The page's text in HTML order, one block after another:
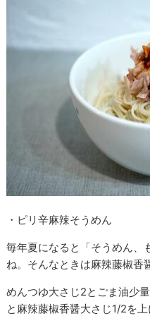
・ピリ辛麻辣そうめん
毎年夏になると「そうめん、
ね。そんなときは麻辣藤椒香
めんつゆ大さじ2とごま油少
と麻辣藤椒香醤大さじ1/2を